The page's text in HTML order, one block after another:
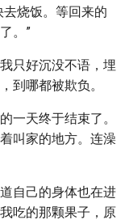
烧饭。等回来的
。”
只好沉没不语，埋
到哪都被欺负。
一天终于结束了。
叫家的地方。连澡
自己的身体也在进
吃的那颗果子，原